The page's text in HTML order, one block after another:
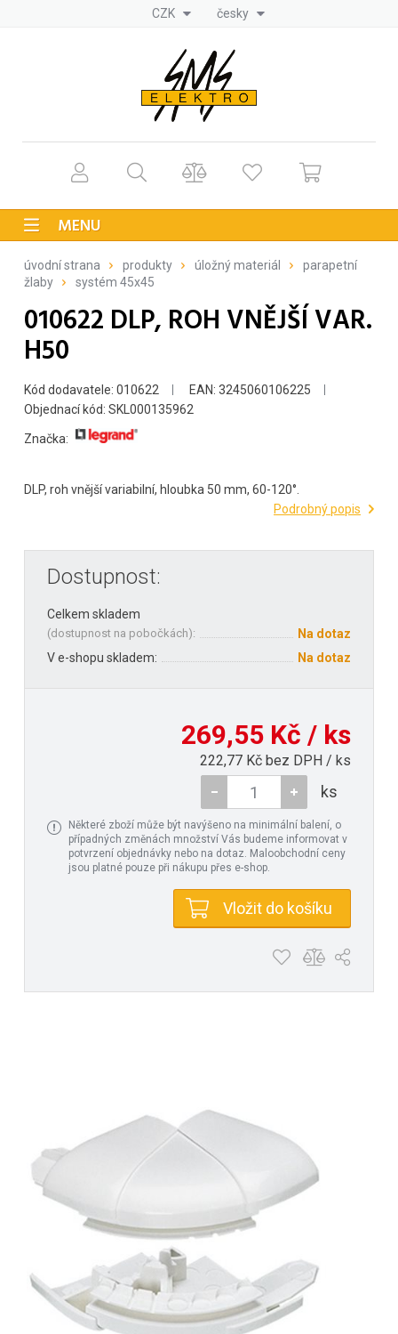
CZK česky
MENU
úvodní strana produkty úložný materiál
parapetní
žlaby
systém 45x45
010622 DLP, ROH VNĚJŠÍ VAR.
H50
Kód dodavatele: 010622
EAN: 3245060106225
Objednací kód: SKL000135962
Značka:
DLP, roh vnější variabilní, hloubka 50 mm, 60-120°.
Podrobný popis
Dostupnost:
Celkem skladem
(dostupnost na pobočkách):
Na dotaz
V e-shopu skladem:
Na dotaz
269,55 Kč / ks
222,77 Kč bez DPH / ks
ks
Některé zboží může být navýšeno na minimální balení, o
případných změnách množství Vás budeme informovat v
potvrzení objednávky nebo na dotaz. Maloobchodní ceny
jsou platné pouze při nákupu přes e-shop.
Vložit do košíku